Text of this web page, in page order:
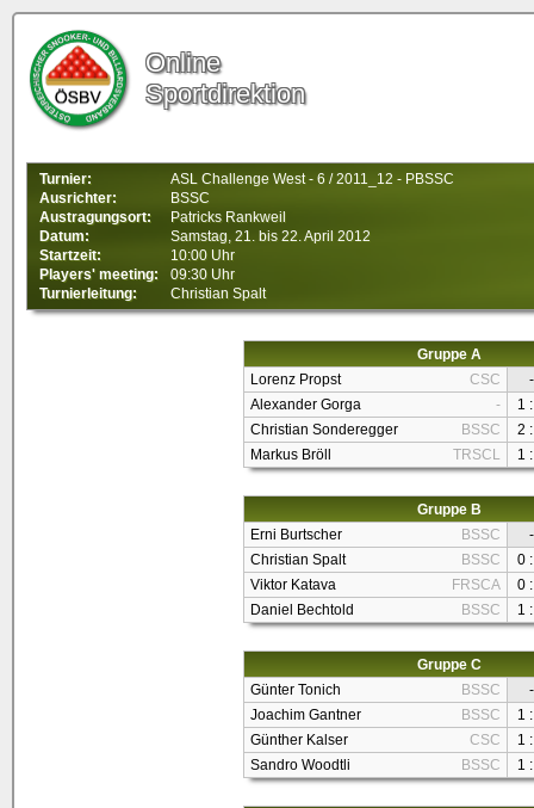
Online
Sportdirektion
Turnier:
ASL Challenge West - 6 / 2011_12 - PBSSC
Ausrichter:
BSSC
Austragungsort:
Patricks Rankweil
Datum:
Samstag, 21. bis 22. April 2012
Startzeit:
10:00 Uhr
Players' meeting:
09:30 Uhr
Turnierleitung:
Christian Spalt
Gruppe A
Lorenz Propst
CSC
-
Alexander Gorga
-
1
Christian Sonderegger
BSSC
2
Markus Bröll
TRSCL 1
Gruppe B
Erni Burtscher
BSSC
-
Christian Spalt
BSSC
0
Viktor Katava
FRSCA
0
Daniel Bechtold
BSSC 1
Gruppe C
Günter Tonich
BSSC
-
Joachim Gantner
BSSC
1
Günther Kalser
CSC
1
Sandro Woodtli
BSSC 1